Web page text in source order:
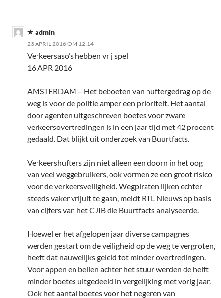
admin
23 APRIL 2016 OM 12:14
Verkeersaso’s hebben vrij spel
16 APR 2016
AMSTERDAM – Het beboeten van huftergedrag op de
weg is voor de politie amper een prioriteit. Het aantal
door agenten uitgeschreven boetes voor zware
verkeersovertredingen is in een jaar tijd met 42 procent
gedaald. Dat blijkt uit onderzoek van Buurtfacts.
Verkeershufters zijn niet alleen een doorn in het oog
van veel weggebruikers, ook vormen ze een groot risico
voor de verkeersveiligheid. Wegpiraten lijken echter
steeds vaker vrijuit te gaan, meldt RTL Nieuws op basis
van cijfers van het CJIB die Buurtfacts analyseerde.
Hoewel er het afgelopen jaar diverse campagnes
werden gestart om de veiligheid op de weg te vergroten,
heeft dat nauwelijks geleid tot minder overtredingen.
Voor appen en bellen achter het stuur werden de helft
minder boetes uitgedeeld in vergelijking met vorig jaar.
Ook het aantal boetes voor het negeren van